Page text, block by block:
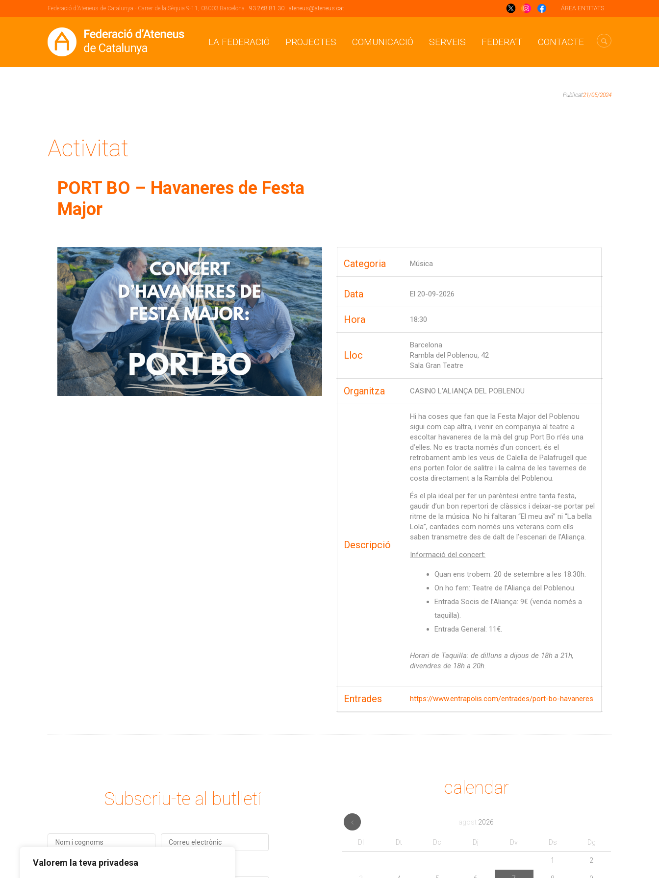
Valorem la teva privadesa
ÁREA ENTITATS
Federació d'Ateneus de Catalunya - Carrer de la Sèquia 9-11, 08003 Barcelona . 93 268 81 30 . ateneus@ateneus.cat
LA FEDERACIÓ PROJECTES COMUNICACIÓ SERVEIS FEDERA’T CONTACTE
Publicat21/05/2024
Activitat
PORT BO – Havaneres de Festa
Major
Categoria Música
Data El 20-09-2026
Hora 18:30
Lloc
Barcelona
Rambla del Poblenou, 42
Sala Gran Teatre
Organitza CASINO L'ALIANÇA DEL POBLENOU
Descripció
Hi ha coses que fan que la Festa Major del Poblenou
sigui com cap altra, i venir en companyia al teatre a
escoltar havaneres de la mà del grup Port Bo n’és una
d’elles. No es tracta només d’un concert; és el
retrobament amb les veus de Calella de Palafrugell que
ens porten l’olor de salitre i la calma de les tavernes de
costa directament a la Rambla del Poblenou.
És el pla ideal per fer un parèntesi entre tanta festa,
gaudir d’un bon repertori de clàssics i deixar-se portar pel
ritme de la música. No hi faltaran “El meu avi” ni “La bella
Lola”, cantades com només uns veterans com ells
saben transmetre des de dalt de l’escenari de l’Aliança.
Informació del concert:
Quan ens trobem: 20 de setembre a les 18:30h.
On ho fem: Teatre de l’Aliança del Poblenou.
Entrada Socis de l’Aliança: 9€ (venda només a
taquilla).
Entrada General: 11€.
Horari de Taquilla: de dilluns a dijous de 18h a 21h,
divendres de 18h a 20h.
Entrades https://www.entrapolis.com/entrades/port-bo-havaneres
Subscriu-te al butlletí
calendar
agost 2026
Dl Dt Dc Dj Dv Ds Dg
1 2